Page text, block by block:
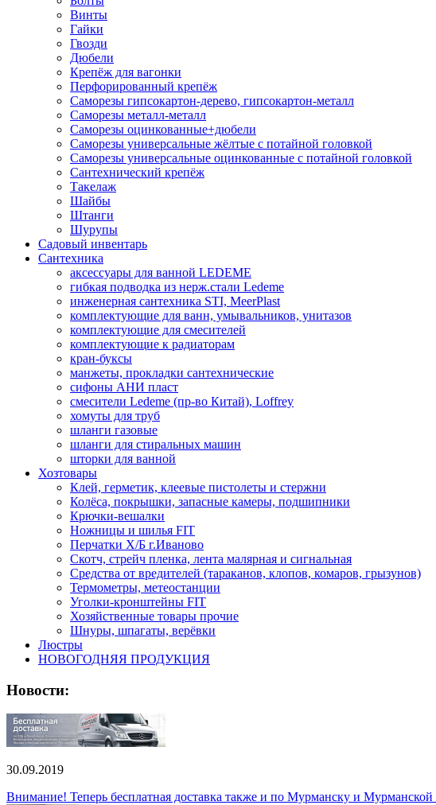
Винты
Гайки
Гвозди
Дюбели
Крепёж для вагонки
Перфорированный крепёж
Саморезы гипсокартон-дерево, гипсокартон-металл
Саморезы металл-металл
Саморезы оцинкованные+дюбели
Саморезы универсальные жёлтые с потайной головкой
Саморезы универсальные оцинкованные с потайной головкой
Сантехнический крепёж
Такелаж
Шайбы
Штанги
Шурупы
Садовый инвентарь
Сантехника
аксессуары для ванной LEDEME
гибкая подводка из нерж.стали Ledeme
инженерная сантехника STI, MeerPlast
комплектующие для ванн, умывальников, унитазов
комплектующие для смесителей
комплектующие к радиаторам
кран-буксы
манжеты, прокладки сантехнические
сифоны АНИ пласт
смесители Ledeme (пр-во Китай), Loffrey
хомуты для труб
шланги газовые
шланги для стиральных машин
шторки для ванной
Хозтовары
Клей, герметик, клеевые пистолеты и стержни
Колёса, покрышки, запасные камеры, подшипники
Крючки-вешалки
Ножницы и шилья FIT
Перчатки Х/Б г.Иваново
Скотч, стрейч пленка, лента малярная и сигнальная
Средства от вредителей (тараканов, клопов, комаров, грызунов)
Термометры, метеостанции
Уголки-кронштейны FIT
Хозяйственные товары прочие
Шнуры, шпагаты, верёвки
Люстры
НОВОГОДНЯЯ ПРОДУКЦИЯ
Новости:
30.09.2019
Внимание! Теперь бесплатная доставка также и по Мурманску и Мурманской